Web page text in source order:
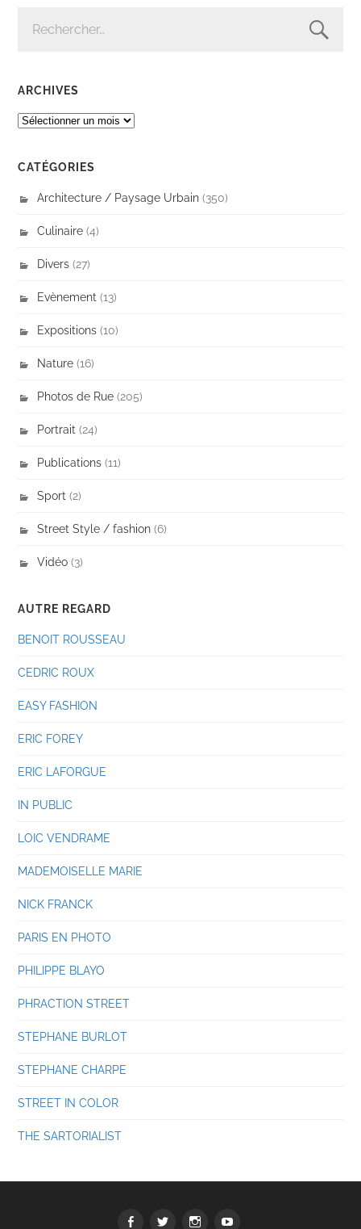
ARCHIVES
ARCHIVES
CATÉGORIES
Architecture / Paysage Urbain (350)
Culinaire (4)
Divers (27)
Evènement (13)
Expositions (10)
Nature (16)
Photos de Rue (205)
Portrait (24)
Publications (11)
Sport (2)
Street Style / fashion (6)
Vidéo (3)
AUTRE REGARD
BENOIT ROUSSEAU
CEDRIC ROUX
EASY FASHION
ERIC FOREY
ERIC LAFORGUE
IN PUBLIC
LOIC VENDRAME
MADEMOISELLE MARIE
NICK FRANCK
PARIS EN PHOTO
PHILIPPE BLAYO
PHRACTION STREET
STEPHANE BURLOT
STEPHANE CHARPE
STREET IN COLOR
THE SARTORIALIST
FacebookTwitter Instagramyoutube